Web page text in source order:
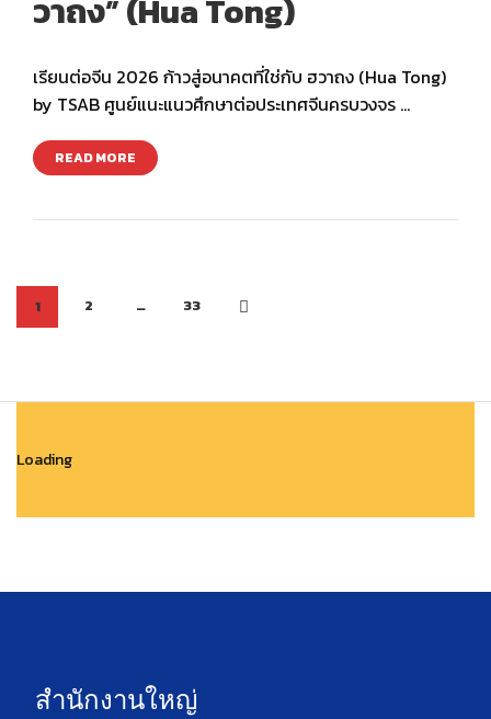
วาถง” (Hua Tong)
เรียนต่อจีน 2026 ก้าวสู่อนาคตที่ใช่กับ ฮวาถง (Hua Tong)
by TSAB ศูนย์แนะแนวศึกษาต่อประเทศจีนครบวงจร …
READ MORE
1 2 … 33
Loading
สำนักงานใหญ่